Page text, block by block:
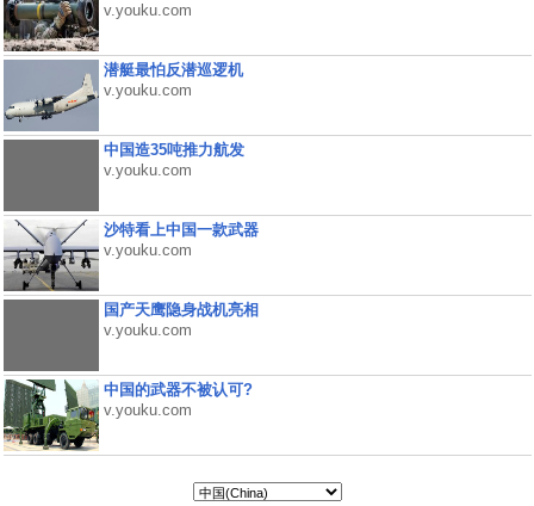
v.youku.com
潜艇最怕反潜巡逻机
v.youku.com
中国造35吨推力航发
v.youku.com
沙特看上中国一款武器
v.youku.com
国产天鹰隐身战机亮相
v.youku.com
中国的武器不被认可?
v.youku.com